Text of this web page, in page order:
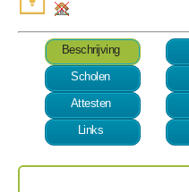
Beschrijving
Scholen
Attesten
Links